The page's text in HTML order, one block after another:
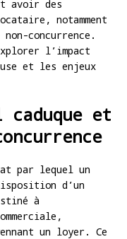
avoir des
notamment
concurrence.
l’impact
et les enjeux
caduque et
par lequel un
d’un
à
un loyer. Ce